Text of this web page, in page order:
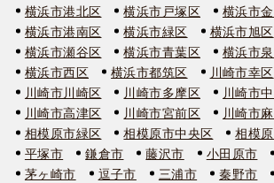
横浜市港北区
横浜市戸塚区
横浜市
横浜市港南区
横浜市緑区 横浜市旭区
横浜市瀬谷区
横浜市青葉区
横浜市
横浜市西区
横浜市都筑区
川崎市幸区
川崎市川崎区
川崎市多摩区
川崎市
川崎市高津区
川崎市宮前区
川崎市
相模原市緑区
相模原市中央区
相模
平塚市
鎌倉市 藤沢市 小田原市
茅ヶ崎市
逗子市 三浦市 秦野市